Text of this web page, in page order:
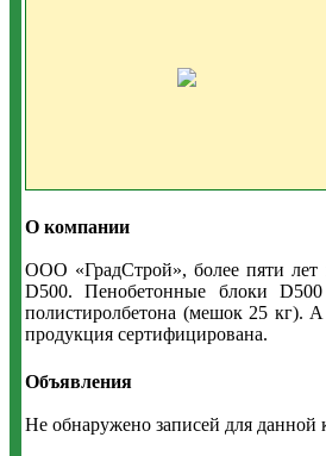
О компании
ООО «ГрадСтрой», более пяти лет
D500. Пенобетонные блоки
полистиролбетона (мешок 25 кг).
продукция сертифицирована.
Объявления
Не обнаружено записей для данной